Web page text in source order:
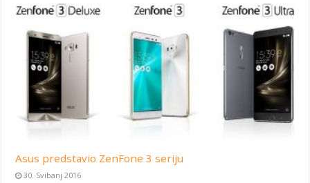
Asus predstavio ZenFone 3 seriju
30. Svibanj 2016